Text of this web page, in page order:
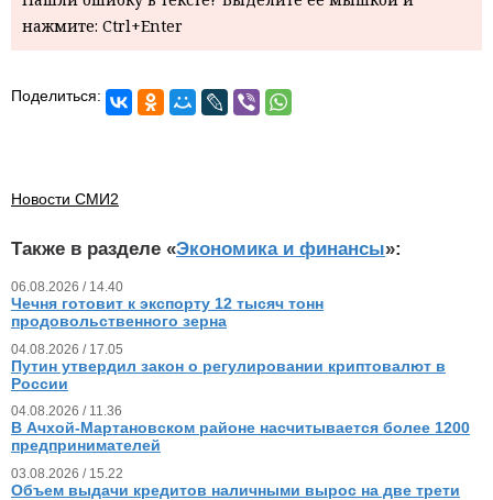
нажмите: Ctrl+Enter
Поделиться:
Новости СМИ2
Также в разделе «Экономика и финансы»:
06.08.2026 / 14.40
Чечня готовит к экспорту 12 тысяч тонн
продовольственного зерна
04.08.2026 / 17.05
Путин утвердил закон о регулировании криптовалют в
России
04.08.2026 / 11.36
В Ачхой-Мартановском районе насчитывается более 1200
предпринимателей
03.08.2026 / 15.22
Объем выдачи кредитов наличными вырос на две трети